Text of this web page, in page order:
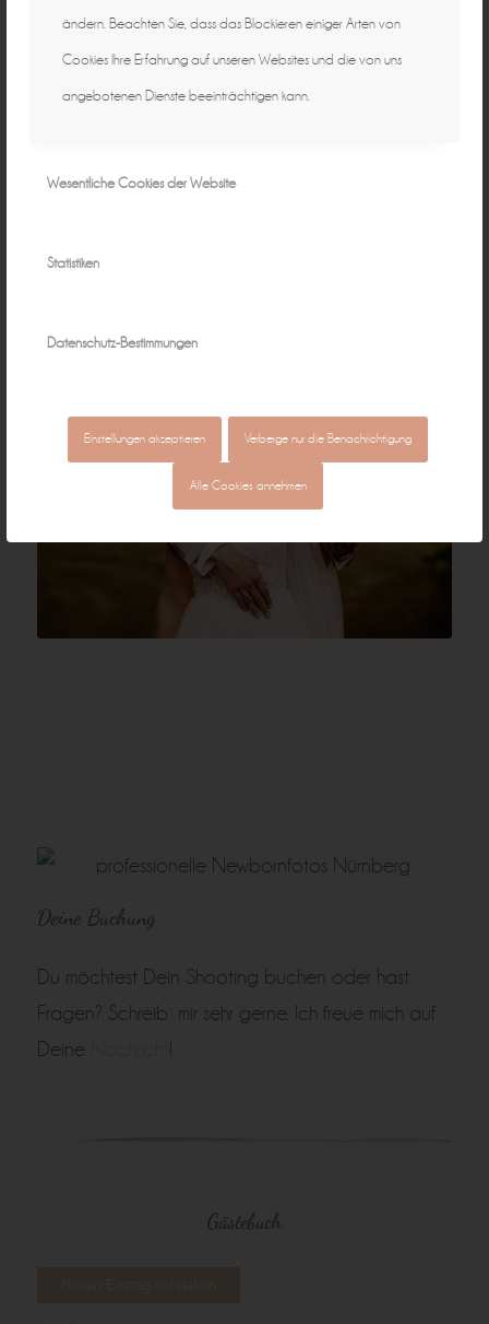
ändern. Beachten Sie, dass das Blockieren einiger Arten von
Cookies Ihre Erfahrung auf unseren Websites und die von uns
angebotenen Dienste beeinträchtigen kann.
Wesentliche Cookies der Website
Statistiken
Datenschutz-Bestimmungen
Einstellungen akzeptieren Verberge nur die Benachrichtigung
Alle Cookies annehmen
Deine Buchung
Du möchtest Dein Shooting buchen oder hast
Fragen? Schreib´ mir sehr gerne. Ich freue mich auf
Deine
!
Gästebuch